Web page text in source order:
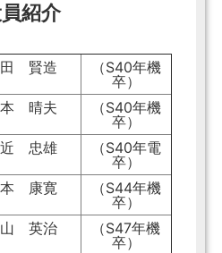
紹介
賢造
（S40年機
卒）
晴夫
（S40年機
卒）
忠雄
（S40年電
卒）
康寛
（S44年機
卒）
英治
（S47年機
卒）